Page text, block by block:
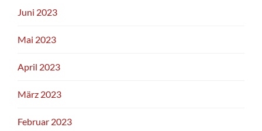
Juni 2023
Mai 2023
April 2023
März 2023
Februar 2023